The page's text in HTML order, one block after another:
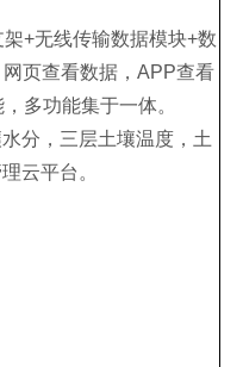
+无线传输数据模块+数
页查看数据，APP查看
多功能集于一体。
分，三层土壤温度，土
云平台。